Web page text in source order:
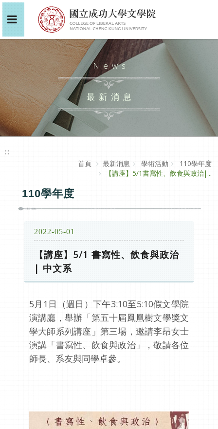
News
最新消息
:::
首頁
最新消息 學術活動
110學年度
【講座】5/1書寫性、飲食與政治|...
110學年度
2022-05-01
【講座】5/1 書寫性、飲食與政治
| 中文系
5月1日（週日）下午3:10至5:10假文學院
演講廳，舉辦「第五十屆鳳凰樹文學獎文
學大師系列講座」第三場，邀請李昂女士
演講「書寫性、飲食與政治」，敬請各位
師長、系友與同學卓參。